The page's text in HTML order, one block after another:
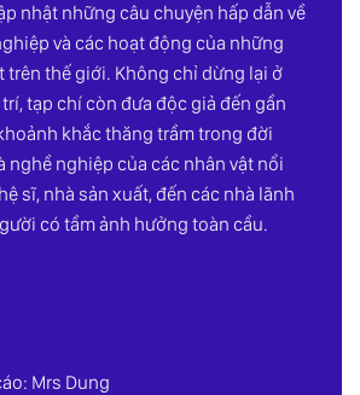
nhật những câu chuyện hấp dẫn về
và các hoạt động của những
trên thế giới. Không chỉ dừng lại ở
tạp chí còn đưa độc giả đến gần
khắc thăng trầm trong đời
nghề nghiệp của các nhân vật nổi
sĩ, nhà sản xuất, đến các nhà lãnh
có tầm ảnh hưởng toàn cầu.
Mrs Dung